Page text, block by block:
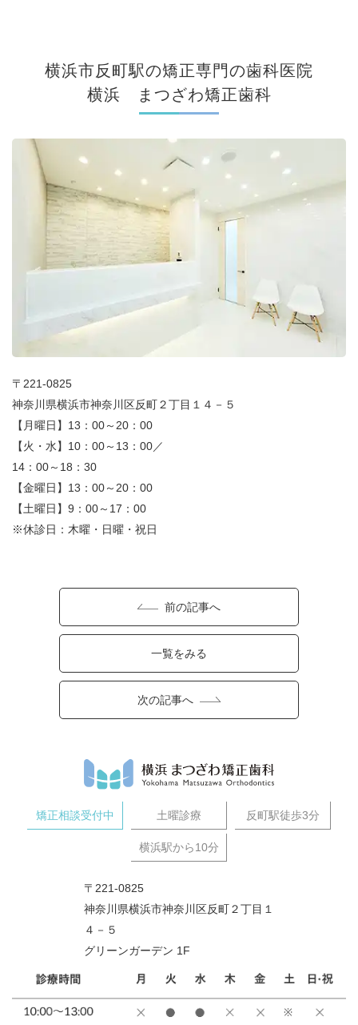
横浜市反町駅の矯正専門の歯科医院
横浜 まつざわ矯正歯科
〒221-0825
神奈川県横浜市神奈川区反町２丁目１４－５
【月曜日】13：00～20：00
【火・水】10：00～13：00／
14：00～18：30
【金曜日】13：00～20：00
【土曜日】9：00～17：00
※休診日：木曜・日曜・祝日
前の記事へ
一覧をみる
次の記事へ
矯正相談受付中 土曜診療 反町駅徒歩3分
横浜駅から10分
〒221-0825
神奈川県横浜市神奈川区反町２丁目１
４－５
グリーンガーデン 1F